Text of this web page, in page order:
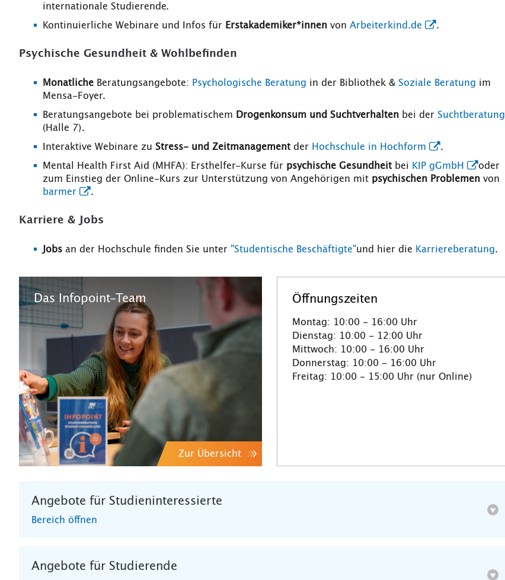
internationale Studierende.
Kontinuierliche Webinare und Infos für Erstakademiker*innen von Arbeiterkind.de .
Psychische Gesundheit & Wohlbefinden
Monatliche Beratungsangebote: Psychologische Beratung in der Bibliothek & Soziale Beratung im
Mensa-Foyer.
Beratungsangebote bei problematischem Drogenkonsum und Suchtverhalten bei der Suchtberatung
(Halle 7).
Interaktive Webinare zu Stress- und Zeitmanagement der Hochschule in Hochform
.
Mental Health First Aid (MHFA): Ersthelfer-Kurse für psychische Gesundheit bei KIP gGmbH
oder
zum Einstieg der Online-Kurs zur Unterstützung von Angehörigen mit psychischen Problemen von
barmer
.
Karriere & Jobs
Jobs an der Hochschule finden Sie unter "Studentische Beschäftigte"und hier die Karriereberatung.
Das Infopoint-Team
Zur Übersicht
Öffnungszeiten
Montag: 10:00 - 16:00 Uhr
Dienstag: 10:00 - 12:00 Uhr
Mittwoch: 10:00 - 16:00 Uhr
Donnerstag: 10:00 - 16:00 Uhr
Freitag: 10:00 - 15:00 Uhr (nur Online)
Angebote für Studieninteressierte
Bereich öffnen
Angebote für Studierende